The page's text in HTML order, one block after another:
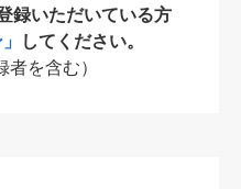
録いただいている方
してください。
を含む）